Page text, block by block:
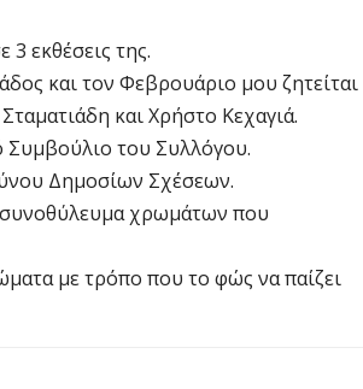
εκθέσεις της.
και τον Φεβρουάριο μου ζητείται
και Χρήστο Κεχαγιά.
Συμβούλιο του Συλλόγου.
Δημοσίων Σχέσεων.
συνοθύλευμα χρωμάτων που
με τρόπο που το φώς να παίζει